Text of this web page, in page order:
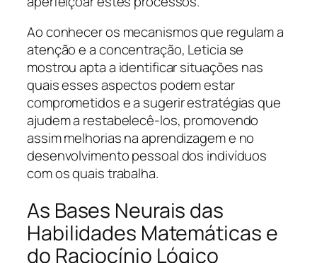
Ao conhecer os mecanismos que regulam a
atenção e a concentração, Leticia se
mostrou apta a identificar situações nas
quais esses aspectos podem estar
comprometidos e a sugerir estratégias que
ajudem a restabelecê-los, promovendo
assim melhorias na aprendizagem e no
desenvolvimento pessoal dos indivíduos
com os quais trabalha.
As Bases Neurais das
Habilidades Matemáticas e
do Raciocínio Lógico